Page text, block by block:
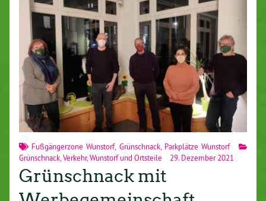
Fußgängerzone Wunstorf, Grünschnack, Parkplätze Wunstorf
Grünschnack Verkehr,Wunstorf und Ortsteile 29. Dezember 2021
Grünschnack mit